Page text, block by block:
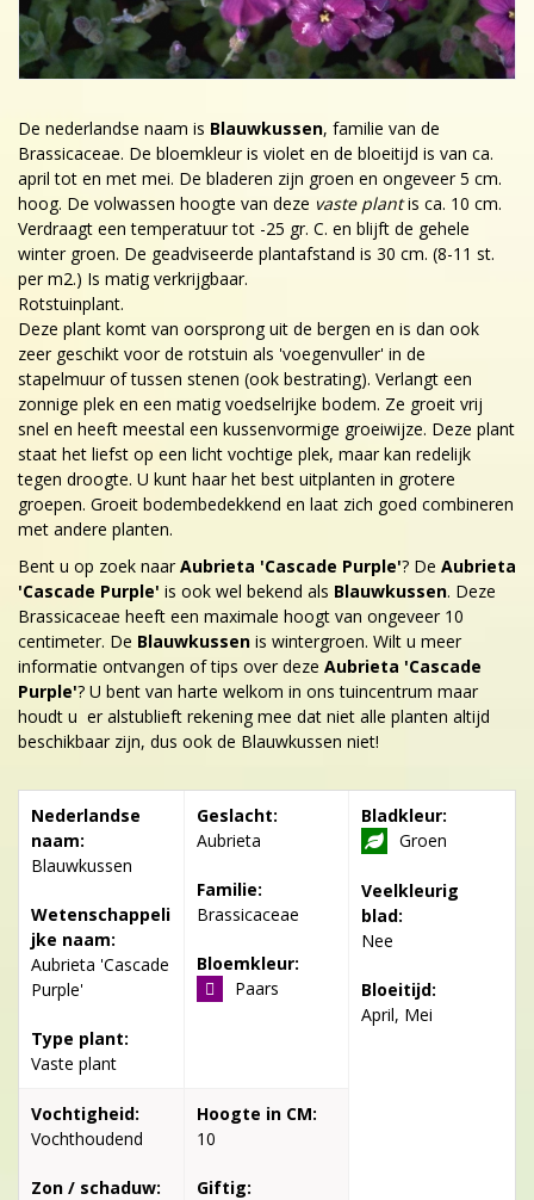
De nederlandse naam is Blauwkussen, familie van de
Brassicaceae. De bloemkleur is violet en de bloeitijd is van ca.
april tot en met mei. De bladeren zijn groen en ongeveer 5 cm.
hoog. De volwassen hoogte van deze vaste plantis ca. 10 cm.
Verdraagt een temperatuur tot -25 gr. C. en blijft de gehele
winter groen. De geadviseerde plantafstand is 30 cm. (8-11 st.
per m2.) Is matig verkrijgbaar.
Rotstuinplant.
Deze plant komt van oorsprong uit de bergen en is dan ook
zeer geschikt voor de rotstuin als 'voegenvuller' in de
stapelmuur of tussen stenen (ook bestrating). Verlangt een
zonnige plek en een matig voedselrijke bodem. Ze groeit vrij
snel en heeft meestal een kussenvormige groeiwijze. Deze plant
staat het liefst op een licht vochtige plek, maar kan redelijk
tegen droogte. U kunt haar het best uitplanten in grotere
groepen. Groeit bodembedekkend en laat zich goed combineren
met andere planten.
Bent u op zoek naarAubrieta 'Cascade Purple'? De Aubrieta
'Cascade Purple' is ook wel bekend als Blauwkussen. Deze
Brassicaceae heeft een maximale hoogt van ongeveer 10
centimeter. De Blauwkussen is wintergroen. Wilt u meer
informatie ontvangen of tips over deze Aubrieta 'Cascade
Purple'? U bent van harte welkom in ons tuincentrum maar
houdt u er alstublieft rekening mee dat niet alle planten altijd
beschikbaar zijn, dus ook de Blauwkussen niet!
Nederlandse
naam:
Blauwkussen
Wetenschappeli
jke naam:
Aubrieta 'Cascade
Purple'
Type plant:
Vaste plant
Geslacht:
Aubrieta
Familie:
Brassicaceae
Bloemkleur:
Paars
Bladkleur:
Groen
Veelkleurig
blad:
Nee
Bloeitijd:
April, Mei
Vochtigheid:
Vochthoudend
Zon / schaduw:
Hoogte in CM:
10
Giftig: